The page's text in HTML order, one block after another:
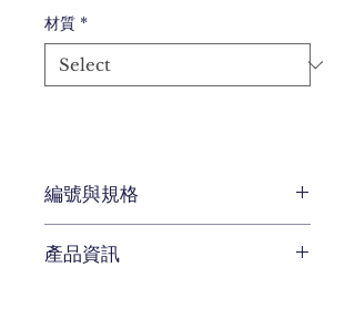
材質 *
編號與規格
編號 ELK-31036/1
產品資訊